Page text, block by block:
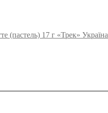
(пастель) 17 г «Трек» Україна